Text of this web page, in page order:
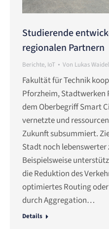
Studierende
regionalen Partnern
Berichte, IoT Von Lukas
Fakultät für Technik
Pforzheim, Stadtwerken
dem Oberbegriff Smart
vernetzte und
Zukunft subsummiert.
Stadt noch lebenswerter
Beispielsweise
die Reduktion des
optimiertes Routing
durch Aggregation…
Details